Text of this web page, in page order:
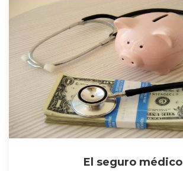
El seguro médico